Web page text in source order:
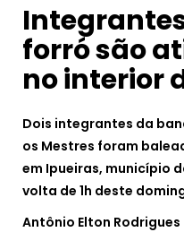
forró são
no interior
Dois integrantes da
os Mestres foram
em Ipueiras, município
volta de 1h deste
Antônio Elton